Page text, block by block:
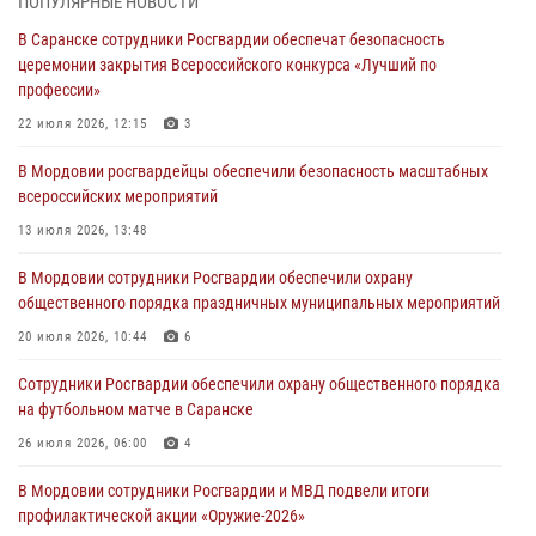
участие в празднествах, посвящённых 25-летию канонизации
Фёдора Ушакова
06 августа 2026, 08:14
повредившего имущество в кафе
06 августа 2026, 07:03
незамедлительно
05 августа 2026, 15:04
подозреваемого в причинении телесных повреждений супруге
05 августа 2026, 12:34
В Саранске сотрудники Росгвардии обеспечат безопасность
церемонии закрытия Всероссийского конкурса «Лучший по
профессии»
22 июля 2026, 12:15 3
В Мордовии росгвардейцы обеспечили безопасность масштабных
всероссийских мероприятий
13 июля 2026, 13:48
В Мордовии сотрудники Росгвардии обеспечили охрану
общественного порядка праздничных муниципальных мероприятий
20 июля 2026, 10:44 6
Сотрудники Росгвардии обеспечили охрану общественного порядка
на футбольном матче в Саранске
26 июля 2026, 06:00 4
В Мордовии сотрудники Росгвардии и МВД подвели итоги
профилактической акции «Оружие‑2026»